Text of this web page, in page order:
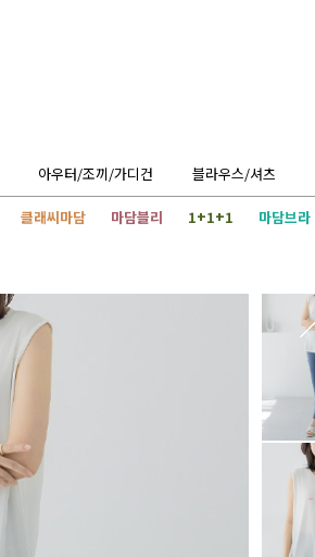
아우터/조끼/가디건 블라우스/셔츠
클래씨마담 마담블리 1+1+1 마담브라